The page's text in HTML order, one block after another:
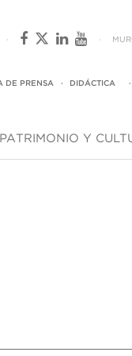
· ·
DE PRENSA · DIDÁCTICA ·
PATRIMONIO Y